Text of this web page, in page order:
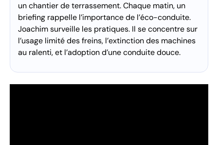
un chantier de terrassement. Chaque matin, un
briefing rappelle l’importance de l’éco-conduite.
Joachim surveille les pratiques. Il se concentre sur
l’usage limité des freins, l’extinction des machines
au ralenti, et l’adoption d’une conduite douce.